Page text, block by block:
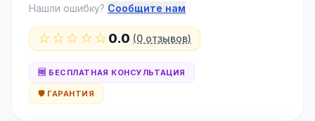
Нашли ошибку? Сообщите нам
☆☆☆☆☆0.0 (0 отзывов)
🆓 БЕСПЛАТНАЯ КОНСУЛЬТАЦИЯ
🛡️ ГАРАНТИЯ